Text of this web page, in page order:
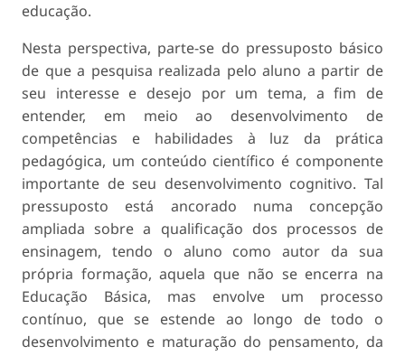
educação.
Nesta perspectiva, parte-se do pressuposto básico
de que a pesquisa realizada pelo aluno a partir de
seu interesse e desejo por um tema, a fim de
entender, em meio ao desenvolvimento de
competências e habilidades à luz da prática
pedagógica, um conteúdo científico é componente
importante de seu desenvolvimento cognitivo. Tal
pressuposto está ancorado numa concepção
ampliada sobre a qualificação dos processos de
ensinagem, tendo o aluno como autor da sua
própria formação, aquela que não se encerra na
Educação Básica, mas envolve um processo
contínuo, que se estende ao longo de todo o
desenvolvimento e maturação do pensamento, da